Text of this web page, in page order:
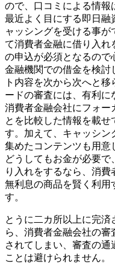
ので、口コミによる情報
最近よく目にする即日融
ャッシングを受ける事
て消費者金融に借り入れ
の申込が必須となるので
金融機関での借金を検討
ト内容を次から次へと
ードの審査には、有利に
消費者金融会社にフォー
とを比較した情報を載
す。加えて、キャッシン
集めたコンテンツも用意
どうしてもお金が必要
り入れをするなら、消
無利息の商品を賢く利用
す。
とうに二カ所以上に完
ら、消費者金融会社の
されてしまい、審査の通
ことは避けられません。